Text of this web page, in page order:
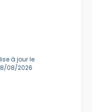
à jour le
08/2026